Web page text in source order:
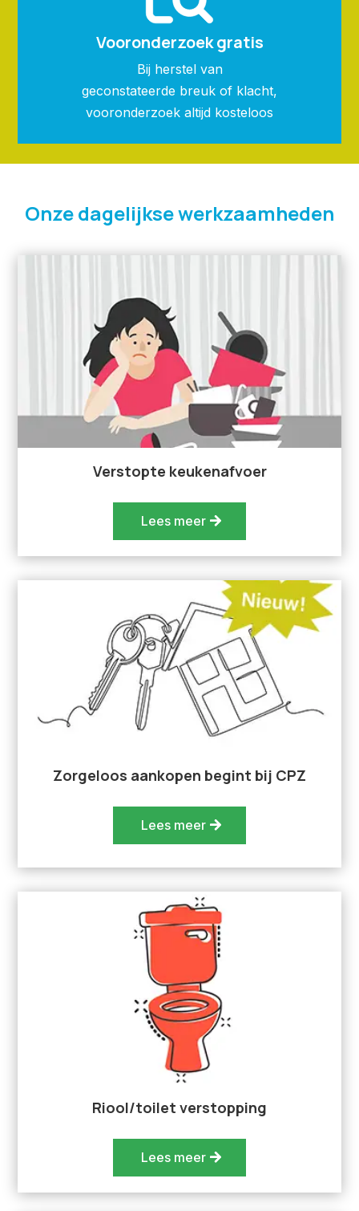
Vooronderzoek gratis
Bij herstel van
geconstateerde breuk of klacht,
vooronderzoek altijd kosteloos
Onze dagelijkse werkzaamheden
Verstopte keukenafvoer
Lees meer
Zorgeloos aankopen begint bij CPZ
Lees meer
Riool/toilet verstopping
Lees meer